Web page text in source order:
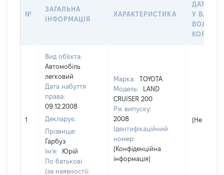
№
ЗАГАЛЬНА
ІНФОРМАЦІЯ
ХАРАКТЕРИСТИКА
ДАТУ
У
1
Вид об'єкта:
Автомобіль
легковий
Дата набуття
права:
09.12.2008
Декларує:
Прізвище:
Гарбуз
Ім'я:
Юрій
По батькові
(за наявності):
Марка:
TOYOTA
Модель:
LAND
CRUISER 200
Рік випуску:
2008
Ідентифікаційний
номер:
[Конфіденційна
інформація]
[Не